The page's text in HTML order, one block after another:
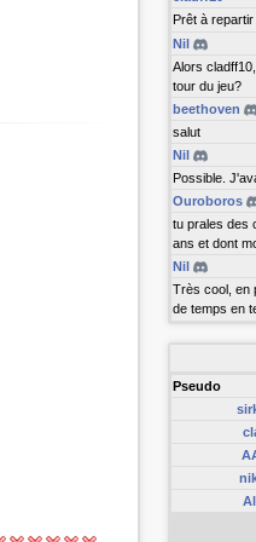
Prêt à
Nil
Alors
tour du jeu?
beethoven
salut
Nil
Possible.
Ouroboros
tu prales des
ans et dont
Nil
Très cool, en
de temps en
Pseudo